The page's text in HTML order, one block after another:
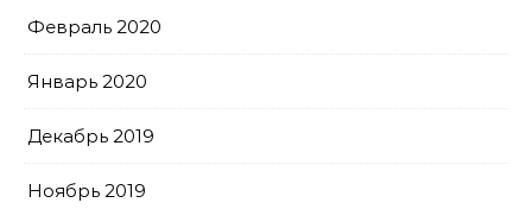
Февраль 2020
Январь 2020
Декабрь 2019
Ноябрь 2019